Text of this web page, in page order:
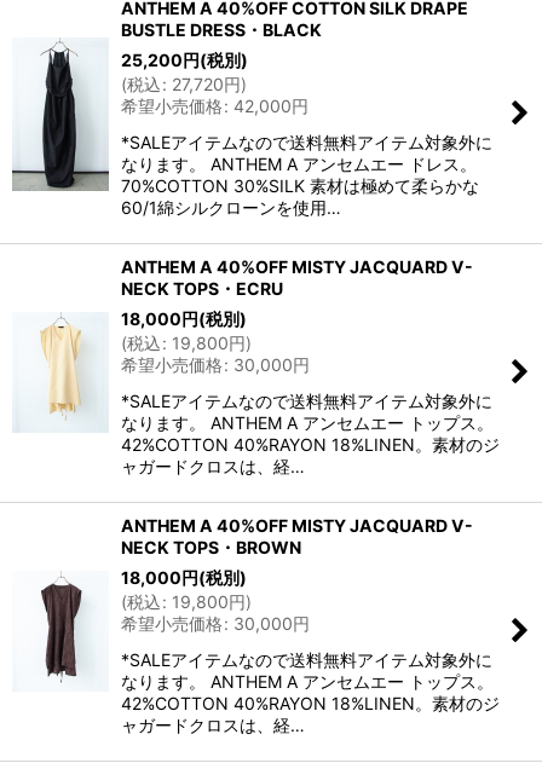
ANTHEM A 40%OFF COTTON SILK DRAPE
BUSTLE DRESS・BLACK
25,200円(税別)
(税込: 27,720円)
希望小売価格: 42,000円
*SALEアイテムなので送料無料アイテム対象外に
なります。 ANTHEM A アンセムエー ドレス。
70%COTTON 30%SILK 素材は極めて柔らかな
60/1綿シルクローンを使用…
ANTHEM A 40%OFF MISTY JACQUARD V-
NECK TOPS・ECRU
18,000円(税別)
(税込: 19,800円)
希望小売価格: 30,000円
*SALEアイテムなので送料無料アイテム対象外に
なります。 ANTHEM A アンセムエー トップス。
42%COTTON 40%RAYON 18%LINEN。素材のジ
ャガードクロスは、経…
ANTHEM A 40%OFF MISTY JACQUARD V-
NECK TOPS・BROWN
18,000円(税別)
(税込: 19,800円)
希望小売価格: 30,000円
*SALEアイテムなので送料無料アイテム対象外に
なります。 ANTHEM A アンセムエー トップス。
42%COTTON 40%RAYON 18%LINEN。素材のジ
ャガードクロスは、経…